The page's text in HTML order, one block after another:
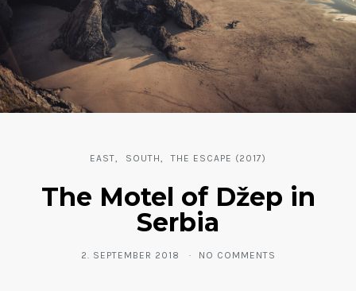
EAST SOUTH THE ESCAPE (2017)
The Motel of Džep in
Serbia
2. SEPTEMBER 2018 NO COMMENTS